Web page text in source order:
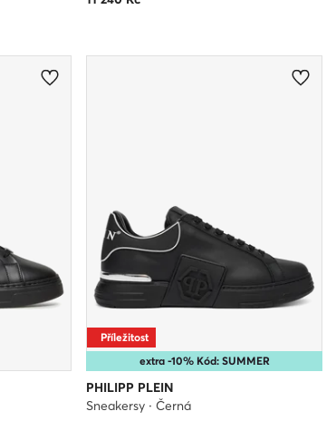
extra -10% Kód: SUMMER
Příležitost
PHILIPP PLEIN
Sneakersy · Černá